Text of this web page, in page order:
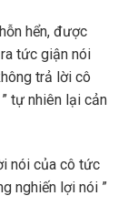
hển, được
tức giận nói
trả lời cô
tự nhiên lại cản
nói của cô tức
nghiến lợi nói ”